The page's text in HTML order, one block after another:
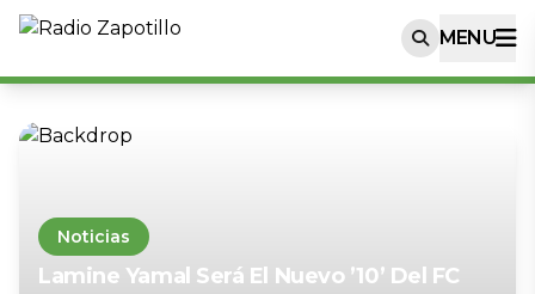
MENU
Noticias
Lamine Yamal Será El Nuevo ’10’ Del FC